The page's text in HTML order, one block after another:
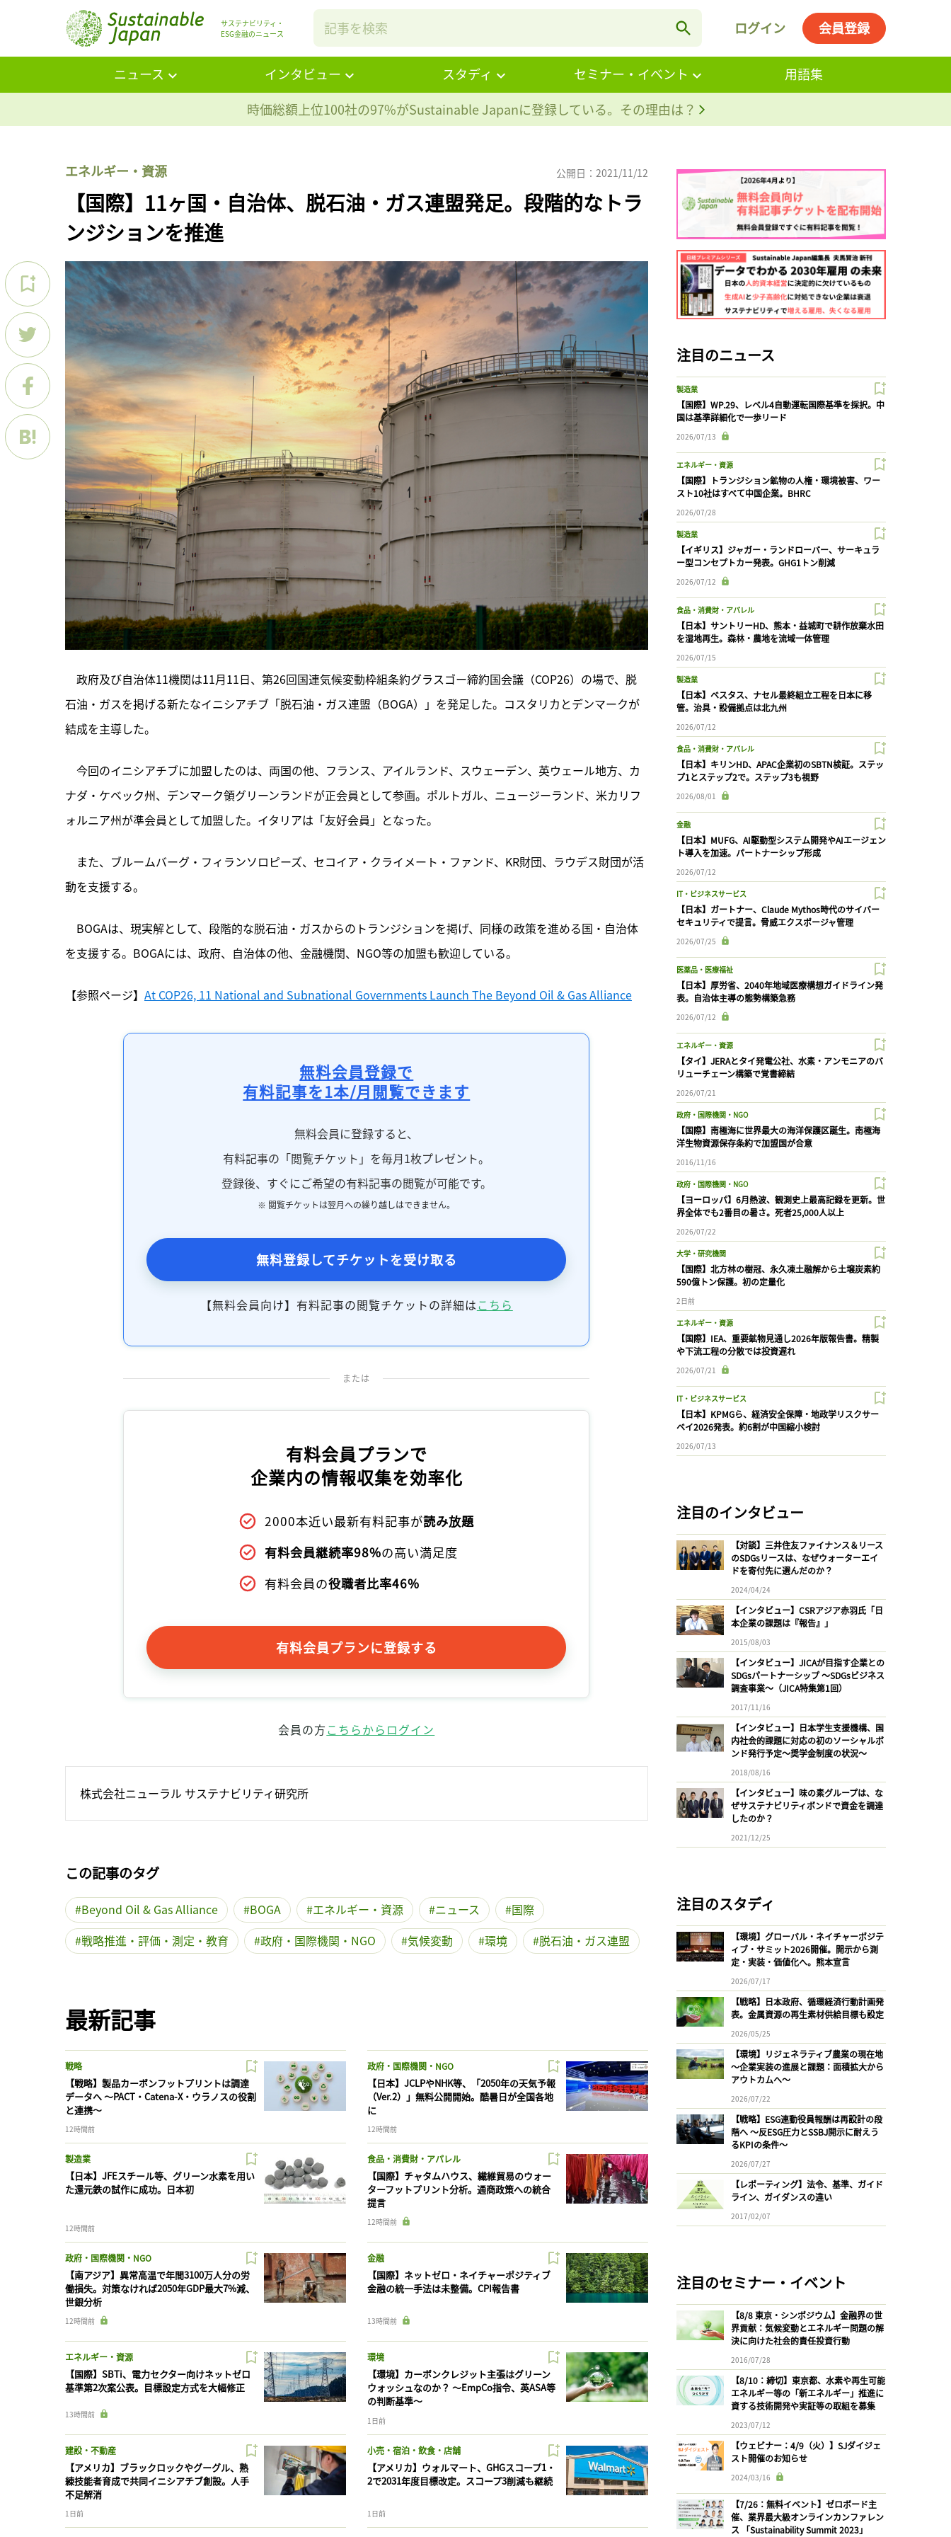
サステナビリティ・
ESG金融のニュース
ログイン 会員登録
ニュース インタビュー スタディ セミナー・イベント
用語集
時価総額上位100社の97%がSustainable Japanに登録している。その理由は？
エネルギー・資源 公開日：2021/11/12
【国際】11ヶ国・自治体、脱石油・ガス連盟発足。段階的なトラ
ンジションを推進
政府及び自治体11機関は11月11日、第26回国連気候変動枠組条約グラスゴー締約国会議（COP26）の場で、脱
石油・ガスを掲げる新たなイニシアチブ「脱石油・ガス連盟（BOGA）」を発足した。コスタリカとデンマークが
結成を主導した。
今回のイニシアチブに加盟したのは、 両国の他、フランス、アイルランド、スウェーデン、英ウェール地方、カ
ナダ・ケベック州、デンマーク領グリーンランドが正会員として参画。ポルトガル、ニュージーランド、米カリフ
ォルニア州が準会員として加盟した。イタリアは「友好会員」となった。
また、ブルームバーグ・フィランソロピーズ、セコイア・クライメート・ファンド、KR財団、ラウデス財団が活
動を支援する。
BOGAは、現実解として、段階的な脱石油・ガスからのトランジションを掲げ、同様の政策を進める国・自治体
を支援する。BOGAには、政府、自治体の他、金融機関、NGO等の加盟も歓迎している。
【参照ページ】 At COP26, 11 National and Subnational Governments Launch The Beyond Oil & Gas Alliance
無料会員登録で
有料記事を1本/月閲覧できます
無料会員に登録すると、
有料記事の「閲覧チケット」を毎月1枚プレゼント。
登録後、すぐにご希望の有料記事の閲覧が可能です。
※ 閲覧チケットは翌月への繰り越しはできません。
無料登録してチケットを受け取る
【無料会員向け】有料記事の閲覧チケットの詳細はこちら
または
有料会員プランで
企業内の情報収集を効率化
2000本近い最新有料記事が読み放題
有料会員継続率98%の高い満足度
有料会員の役職者比率46%
有料会員プランに登録する
会員の方こちらからログイン
株式会社ニューラル サステナビリティ研究所
この記事のタグ
Beyond Oil & Gas Alliance BOGA エネルギー・資源 ニュース
国際
戦略推進・評価・測定・教育
政府・国際機関・NGO 気候変動 環境 脱石油・ガス連盟
最新記事
戦略
【戦略】製品カーボンフットプリントは調達
データへ 〜PACT・Catena-X・ウラノスの役割
と連携〜
12時間前
政府・国際機関・NGO
【日本】JCLPやNHK等、「2050年の天気予報
（Ver.2）」無料公開開始。酷暑日が全国各地
に
12時間前
製造業
【日本】JFEスチール等、グリーン水素を用い
た還元鉄の試作に成功。日本初
12時間前
食品・消費財・アパレル
【国際】チャタムハウス、繊維貿易のウォー
ターフットプリント分析。通商政策への統合
提言
12時間前
政府・国際機関・NGO
【南アジア】異常高温で年間3100万人分の労
働損失。対策なければ2050年GDP最大7%減、
世銀分析
12時間前
金融
【国際】ネットゼロ・ネイチャーポジティブ
金融の統一手法は未整備。CPI報告書
13時間前
エネルギー・資源
【国際】SBTi、電力セクター向けネットゼロ
基準第2次案公表。目標設定方式を大幅修正
13時間前
環境
【環境】カーボンクレジット主張はグリーン
ウォッシュなのか？ 〜EmpCo指令、英ASA等
の判断基準〜
1日前
建設・不動産
【アメリカ】ブラックロックやグーグル、熟
練技能者育成で共同イニシアチブ創設。人手
不足解消
1日前
小売・宿泊・飲食・店舗
【アメリカ】ウォルマート、GHGスコープ1・
2で2031年度目標改定。スコープ3削減も継続
1日前
注目のニュース
製造業
【国際】WP.29、レベル4自動運転国際基準を採択。中
国は基準詳細化で一歩リード
2026/07/13
エネルギー・資源
【国際】トランジション鉱物の人権・環境被害、ワー
スト10社はすべて中国企業。BHRC
2026/07/28
製造業
【イギリス】ジャガー・ランドローバー、サーキュラ
ー型コンセプトカー発表。GHG1トン削減
2026/07/12
食品・消費財・アパレル
【日本】サントリーHD、熊本・益城町で耕作放棄水田
を湿地再生。森林・農地を流域一体管理
2026/07/15
製造業
【日本】ベスタス、ナセル最終組立工程を日本に移
管。治具・設備拠点は北九州
2026/07/12
食品・消費財・アパレル
【日本】キリンHD、APAC企業初のSBTN検証。ステッ
プ1とステップ2で。ステップ3も視野
2026/08/01
金融
【日本】MUFG、AI駆動型システム開発やAIエージェン
ト導入を加速。パートナーシップ形成
2026/07/12
IT・ビジネスサービス
【日本】ガートナー、Claude Mythos時代のサイバー
セキュリティで提言。脅威エクスポージャ管理
2026/07/25
医薬品・医療福祉
【日本】厚労省、2040年地域医療構想ガイドライン発
表。自治体主導の態勢構築急務
2026/07/12
エネルギー・資源
【タイ】JERAとタイ発電公社、水素・アンモニアのバ
リューチェーン構築で覚書締結
2026/07/21
政府・国際機関・NGO
【国際】南極海に世界最大の海洋保護区誕生。南極海
洋生物資源保存条約で加盟国が合意
2016/11/16
政府・国際機関・NGO
【ヨーロッパ】6月熱波、観測史上最高記録を更新。世
界全体でも2番目の暑さ。死者25,000人以上
2026/07/22
大学・研究機関
【国際】北方林の樹冠、永久凍土融解から土壌炭素約
590億トン保護。初の定量化
2日前
エネルギー・資源
【国際】IEA、重要鉱物見通し2026年版報告書。精製
や下流工程の分散では投資遅れ
2026/07/21
IT・ビジネスサービス
【日本】KPMGら、経済安全保障・地政学リスクサー
ベイ2026発表。約6割が中国縮小検討
2026/07/13
注目のインタビュー
【対談】三井住友ファイナンス＆リース
のSDGsリースは、なぜウォーターエイ
ドを寄付先に選んだのか？
2024/04/24
【インタビュー】CSRアジア赤羽氏「日
本企業の課題は『報告』」
2015/08/03
【インタビュー】JICAが目指す企業との
SDGsパートナーシップ 〜SDGsビジネス
調査事業〜（JICA特集第1回）
2017/11/16
【インタビュー】日本学生支援機構、国
内社会的課題に対応の初のソーシャルボ
ンド発行予定〜奨学金制度の状況〜
2018/08/16
【インタビュー】味の素グループは、な
ぜサステナビリティボンドで資金を調達
したのか？
2021/12/25
注目のスタディ
【環境】グローバル・ネイチャーポジテ
ィブ・サミット2026開催。開示から測
定・実装・価値化へ。熊本宣言
2026/07/17
【戦略】日本政府、循環経済行動計画発
表。金属資源の再生素材供給目標も設定
2026/05/25
【環境】リジェネラティブ農業の現在地
〜企業実装の進展と課題：面積拡大から
アウトカムへ〜
2026/07/22
【戦略】ESG連動役員報酬は再設計の段
階へ 〜反ESG圧力とSSBJ開示に耐えう
るKPIの条件〜
2026/07/27
【レポーティング】法令、基準、ガイド
ライン、ガイダンスの違い
2017/02/07
注目のセミナー・イベント
【8/8 東京・シンポジウム】金融界の世
界貢献：気候変動とエネルギー問題の解
決に向けた社会的責任投資行動
2016/07/28
【8/10：締切】東京都、水素や再生可能
エネルギー等の「新エネルギー」推進に
資する技術開発や実証等の取組を募集
2023/07/12
【ウェビナー：4/9（火）】SJダイジェ
スト開催のお知らせ
2024/03/16
【7/26：無料イベント】ゼロボード主
催、業界最大級オンラインカンファレン
ス 「Sustainability Summit 2023」
記事をお気に入りに保存するには
会員登録